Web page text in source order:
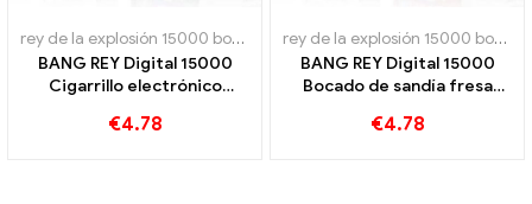
rey de la explosión 15000 bocanadas ,Cigarrillos electrónicos
BANG REY Digital 15000
Cigarrillo electrónico
15000 Trenes Triple Berry
€4.78
rey de la explosión 15000 bocanadas
BANG REY Digital 15000
Bocado de sandía fresa
cigarrillo electrónico
€4.78